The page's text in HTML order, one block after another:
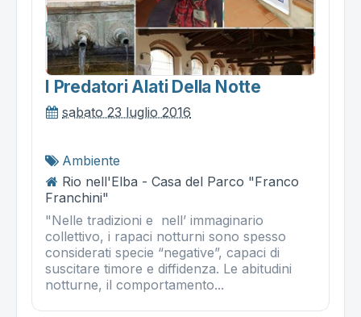
I Predatori Alati Della Notte
sabato 23 luglio 2016
Ambiente
Rio nell'Elba - Casa del Parco "Franco
Franchini"
"Nelle tradizioni e nell’ immaginario
collettivo, i rapaci notturni sono spesso
considerati specie “negative”, capaci di
suscitare timore e diffidenza. Le abitudini
notturne, il comportamento...